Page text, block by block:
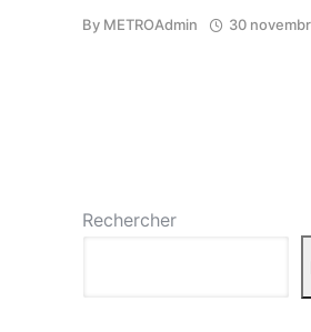
By METROAdmin 30
Rechercher